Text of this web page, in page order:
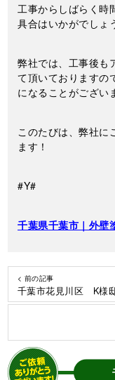
工事からしばらく時
具合はいかがでしょ
弊社では、工事後も
て頂いておりますの
になることがござい
このたびは、弊社に
ます！
#Y#
千葉県千葉市｜外壁
< 前の記事
千葉市花見川区 K様